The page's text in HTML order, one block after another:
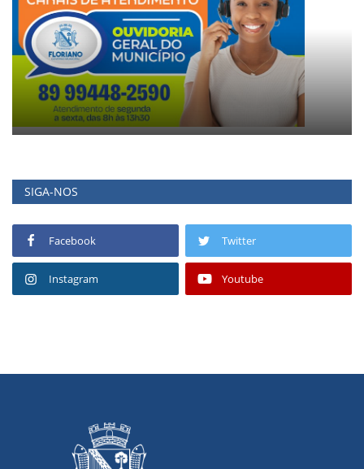
SIGA-NOS
Facebook Twitter
Instagram Youtube